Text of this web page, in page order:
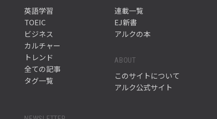
英語学習
TOEIC
ビジネス
カルチャー
トレンド
全ての記事
タグ一覧
連載一覧
EJ新書
アルクの本
ABOUT
このサイトについて
アルク公式サイト